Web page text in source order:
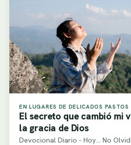
EN LUGARES DE DELICADOS PASTOS
El secreto que cambió mi
la gracia de Dios
Devocional Diario - Hoy... No